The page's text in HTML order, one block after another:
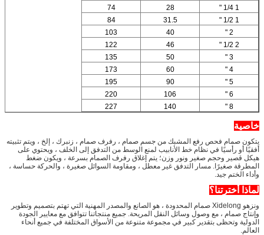
1 1/4 "
28
74
1 1/2 "
31.5
84
2 "
40
103
2 1/2 "
46
122
3 "
50
135
4 "
60
173
5 "
90
195
6 "
106
220
8 "
140
227
خاصية
يتكون صمام فحص رفع المشبك من جسم صمام ، رفرف صمام ، زنبرك ، إلخ ، ويتم تثبيته
أفقيًا أو رأسيًا في نظام خط الأنابيب لمنع الوسط من التدفق إلى الخلف ، ويحتوي على
هيكل قصير وحجم صغير ونور وزن؛ يتم إغلاق رفرف الصمام بسرعة ، ويكون ضغط
المطرقة صغيرًا. مسار التدفق غير معطل ، ومقاومة السوائل صغيرة ، والحركة حساسة ،
وأداء الختم جيد.
لماذا أخترتنا؟
ونزهو Xidelong صمام المحدودة ، هو الصانع والمصدر المهنية التي تهتم بتصميم وتطوير
وإنتاج صمام ، مع وصول وسائل النقل المريحة. جميع منتجاتنا تتوافق مع معايير الجودة
الدولية وتحظى بتقدير كبير في مجموعة متنوعة من الأسواق المختلفة في جميع أنحاء
العالم.